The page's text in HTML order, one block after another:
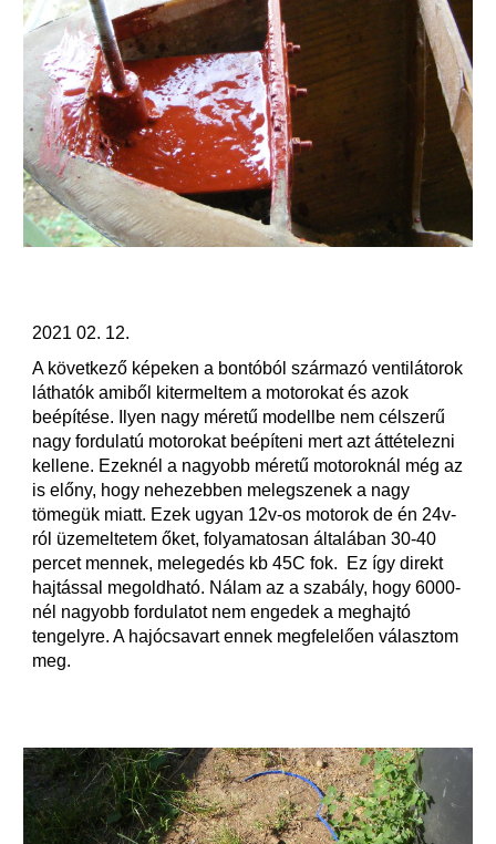
2021 02. 12.
A következő képeken a bontóból származó ventilátorok
láthatók amiből kitermeltem a motorokat és azok
beépítése. Ilyen nagy méretű modellbe nem célszerű
nagy fordulatú motorokat beépíteni mert azt áttételezni
kellene. Ezeknél a nagyobb méretű motoroknál még az
is előny, hogy nehezebben melegszenek a nagy
tömegük miatt. Ezek ugyan 12v-os motorok de én 24v-
ról üzemeltetem őket, folyamatosan általában 30-40
percet mennek, melegedés kb 45C fok.  Ez így direkt
hajtással megoldható. Nálam az a szabály, hogy 6000-
nél nagyobb fordulatot nem engedek a meghajtó
tengelyre. A hajócsavart ennek megfelelően választom
meg.